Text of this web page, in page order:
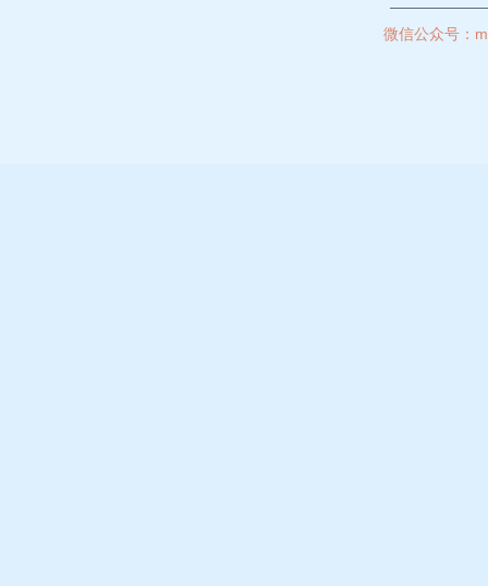
微信公众号：